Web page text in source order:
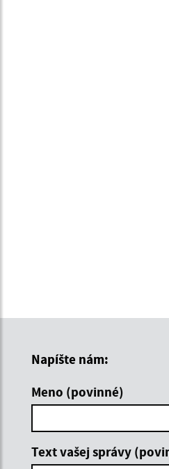
Napíšte nám:
Meno (povinné)
Text vašej správy